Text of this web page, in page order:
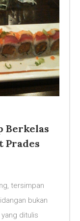
Berkelas
Prades
tersimpan
bukan
ditulis